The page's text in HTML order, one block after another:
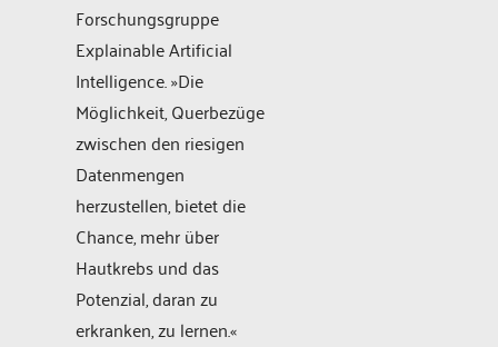
Forschungsgruppe
Explainable Artificial
Intelligence. »Die
Möglichkeit, Querbezüge
zwischen den riesigen
Datenmengen
herzustellen, bietet die
Chance, mehr über
Hautkrebs und das
Potenzial, daran zu
erkranken, zu lernen.«